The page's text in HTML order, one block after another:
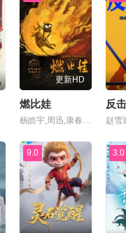
更新HD
燃比娃
杨皓宇,周迅,康春雷,贝伊勒
反
赵雪
9.0 3.0